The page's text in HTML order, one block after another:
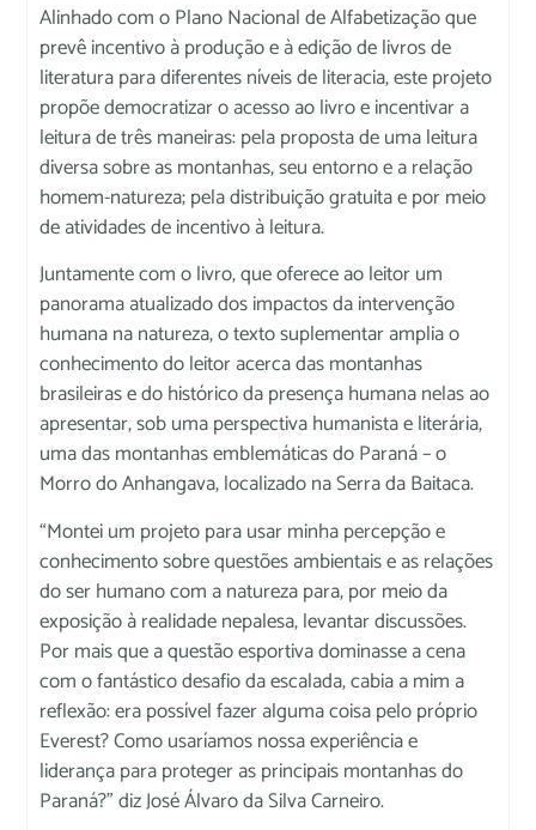
Alinhado com o Plano Nacional de Alfabetização que
prevê incentivo à produção e à edição de livros de
literatura para diferentes níveis de literacia, este projeto
propõe democratizar o acesso ao livro e incentivar a
leitura de três maneiras: pela proposta de uma leitura
diversa sobre as montanhas, seu entorno e a relação
homem-natureza; pela distribuição gratuita e por meio
de atividades de incentivo à leitura.
Juntamente com o livro, que oferece ao leitor um
panorama atualizado dos impactos da intervenção
humana na natureza, o texto suplementar amplia o
conhecimento do leitor acerca das montanhas
brasileiras e do histórico da presença humana nelas ao
apresentar, sob uma perspectiva humanista e literária,
uma das montanhas emblemáticas do Paraná – o
Morro do Anhangava, localizado na Serra da Baitaca.
“Montei um projeto para usar minha percepção e
conhecimento sobre questões ambientais e as relações
do ser humano com a natureza para, por meio da
exposição à realidade nepalesa, levantar discussões.
Por mais que a questão esportiva dominasse a cena
com o fantástico desafio da escalada, cabia a mim a
reflexão: era possível fazer alguma coisa pelo próprio
Everest? Como usaríamos nossa experiência e
liderança para proteger as principais montanhas do
Paraná?” diz José Álvaro da Silva Carneiro.